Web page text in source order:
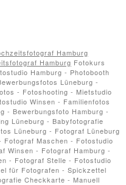
Hamburg
Hamburg Fotokurs
Hamburg - Photobooth
Lüneburg -
- Fotoshooting - Mietstudio
Winsen - Familienfotos
- Bewerbungsfoto Hamburg -
Lüneburg - Babyfotografie
Lüneburg - Fotograf Lüneburg
Maschen - Fotostudio
Winsen - Fotograf Hamburg -
- Fotograf Stelle - Fotostudio
für Fotografen - Spickzettel
Checkkarte - Manuell